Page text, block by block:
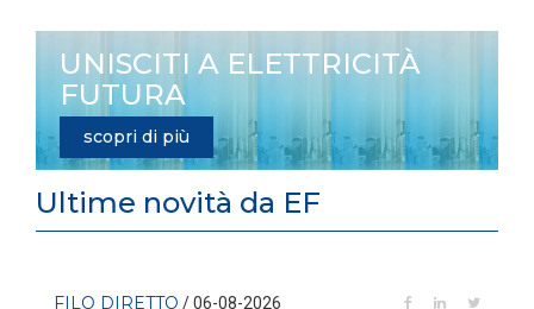
UNISCITI A ELETTRICITÀ
FUTURA
scopri di più
Ultime novità da EF
FILO DIRETTO / 06-08-2026